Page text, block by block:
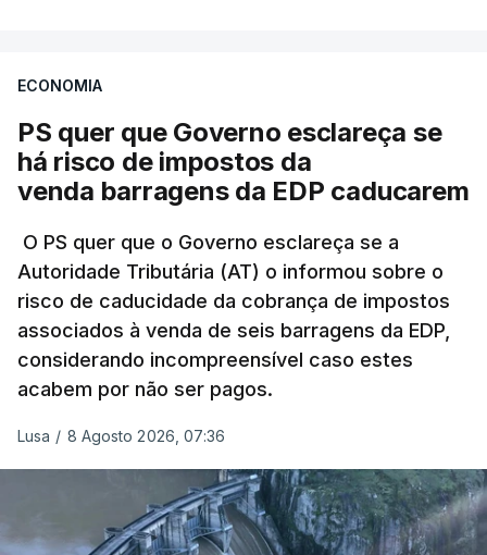
Não há prazos fixados para a conclusão desta
avaliação à Polícia Judiciária.
Do início da polémica com a revelação de obras a
título pessoal, numa propriedade no Alentejo, feitas
pelo mesmo empreiteiro contratado 17 vezes para
obras na Polícia Judiciária (PJ) até aos últimos dias,
em que até do Governo surgiram ordens para mais
inquéritos e averiguações aos seus mandatos à
frente da polícia criminal, Luís Neves está há
praticamente um mês sem sair do topo das
ARTIGOS RELACIONADOS
ECONOMIA
PS quer que Governo esclareça se
há risco de impostos da
venda barragens da EDP caducarem
O PS quer que o Governo esclareça se a
Autoridade Tributária (AT) o informou sobre o
risco de caducidade da cobrança de impostos
associados à venda de seis barragens da EDP,
considerando incompreensível caso estes
acabem por não ser pagos.
Lusa / 8 Agosto 2026, 07:36